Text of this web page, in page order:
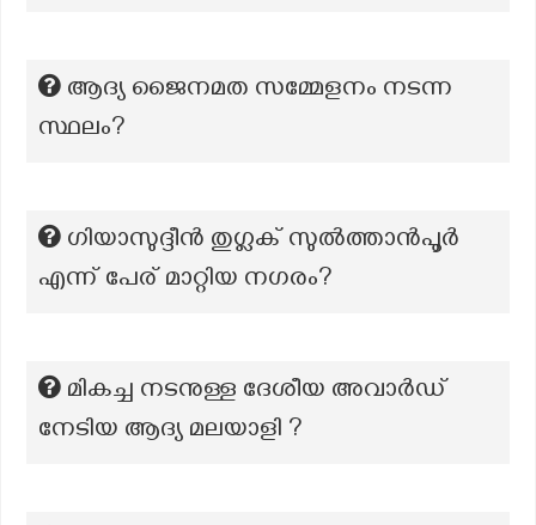
ആദ്യ ജൈനമത സമ്മേളനം നടന്ന
സ്ഥലം?
ഗിയാസുദ്ദീൻ തുഗ്ലക് സുൽത്താൻപൂർ
എന്ന് പേര് മാറ്റിയ നഗരം?
മികച്ച നടനുള്ള ദേശീയ അവാർഡ്
നേടിയ ആദ്യ മലയാളി ?